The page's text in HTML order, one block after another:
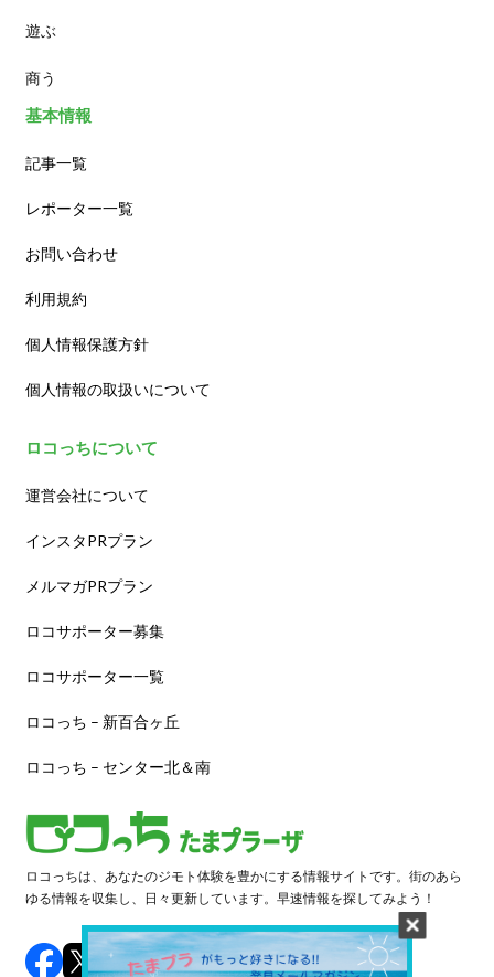
カフェ
遊ぶ
商う
基本情報
記事一覧
レポーター一覧
お問い合わせ
利用規約
個人情報保護方針
個人情報の取扱いについて
ロコっちについて
運営会社について
インスタPRプラン
メルマガPRプラン
ロコサポーター募集
ロコサポーター一覧
ロコっち – 新百合ヶ丘
ロコっち – センター北＆南
ロコっちは、あなたのジモト体験を豊かにする情報サイトです。街のあら
ゆる情報を収集し、日々更新しています。早速情報を探してみよう！